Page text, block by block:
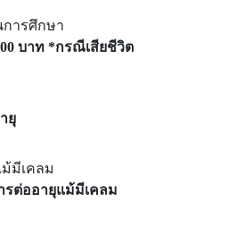
ารศึกษา
บาท *กรณีเสียชีวิต
ยุ
มีเคลม
รต่ออายุแม้มีเคลม